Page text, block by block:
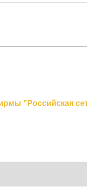
"Российская